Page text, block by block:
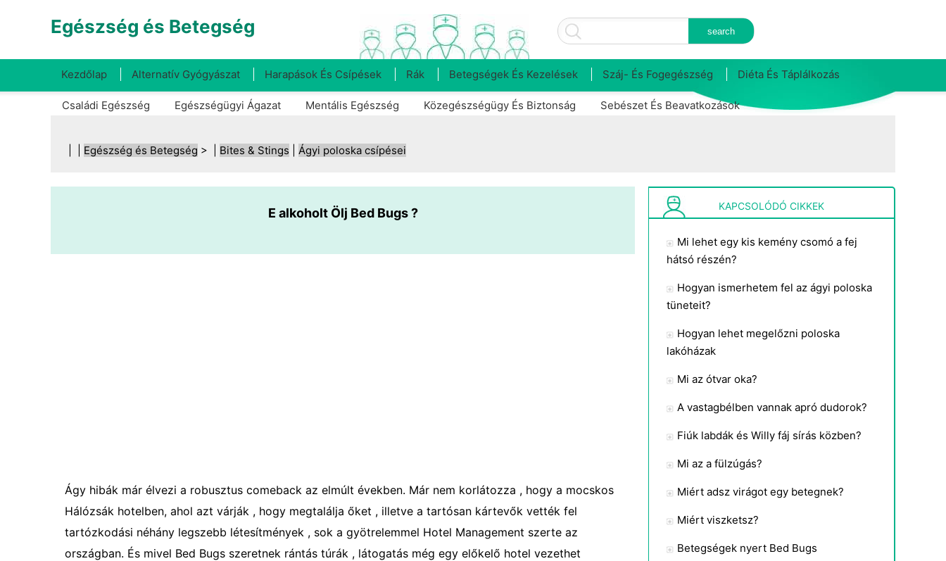
Egészség és Betegség
Kezdőlap Alternatív Gyógyászat Harapások És Csípések Rák Betegségek És Kezelések Száj- És Fogegészség Diéta És Táplálkozás
Családi Egészség Egészségügyi Ágazat Mentális Egészség Közegészségügy És Biztonság Sebészet És Beavatkozások
Egészség és Betegség > | Bites & Stings Ágyi poloska csípései
E alkoholt Ölj Bed Bugs ?
Ágy hibák már élvezi a robusztus comeback az elmúlt években. Már nem korlátozza , hogy a mocskos
Hálózsák hotelben, ahol azt várják , hogy megtalálja őket , illetve a tartósan kártevők vették fel
tartózkodási néhány legszebb létesítmények , sok a gyötrelemmel Hotel Management szerte az
országban. És mivel Bed Bugs szeretnek rántás túrák , látogatás még egy előkelő hotel vezethet
KAPCSOLÓDÓ CIKKEK
Mi lehet egy kis kemény csomó a fej
hátsó részén?
Hogyan ismerhetem fel az ágyi poloska
tüneteit?
Hogyan lehet megelőzni poloska
lakóházak
Mi az ótvar oka?
A vastagbélben vannak apró dudorok?
Fiúk labdák és Willy fáj sírás közben?
Mi az a fülzúgás?
Miért adsz virágot egy betegnek?
Miért viszketsz?
Betegségek nyert Bed Bugs